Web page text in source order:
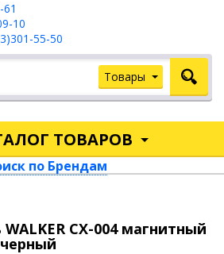
10
55-50
Товары
ТОВАРОВ
по Брендам
CX-004 магнитный